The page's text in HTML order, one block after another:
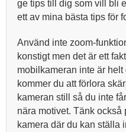
ge tips till dig som vill bli
ett av mina bästa tips för
Använd inte zoom-
konstigt men det är ett
mobilkameran inte är
kommer du att förlora
kameran still så du inte
nära motivet. Tänk
kamera där du kan ställa